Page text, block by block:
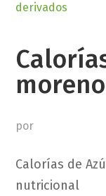
derivados
moreno
por
Calorías de
nutricional